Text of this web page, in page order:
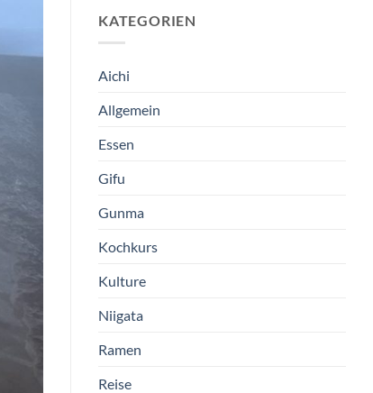
KATEGORIEN
Aichi
Allgemein
Essen
Gifu
Gunma
Kochkurs
Kulture
Niigata
Ramen
Reise